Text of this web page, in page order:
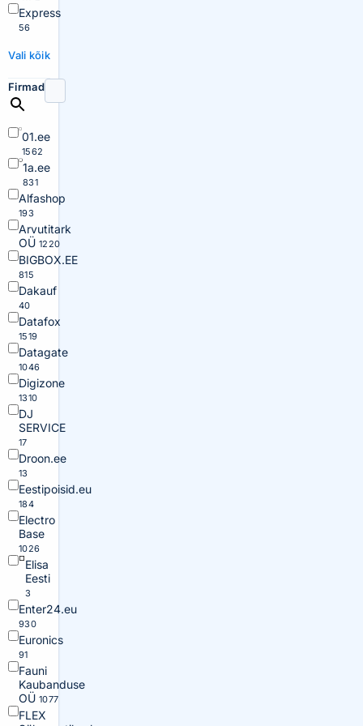
Express
56
Vali kõik
Firmad
01.ee
1562
1a.ee
831
Alfashop
193
Arvutitark
OÜ 1220
BIGBOX.EE
815
Dakauf
40
Datafox
1519
Datagate
1046
Digizone
1310
DJ
SERVICE
17
Droon.ee
13
Eestipoisid.eu
184
Electro
Base
1026
Elisa
Eesti
3
Enter24.eu
930
Euronics
91
Fauni
Kaubanduse
OÜ 1077
FLEX